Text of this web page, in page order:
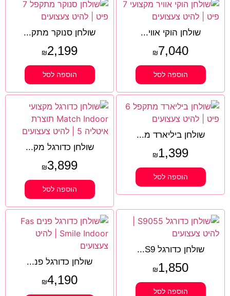
שולחן הוקי אווי...
₪7,040
הוספה לסל
שולחן סנוקר מתק...
₪2,199
הוספה לסל
שולחן ביליארד מ...
₪1,399
הוספה לסל
שולחן כדורגל מק...
₪3,899
הוספה לסל
שולחן כדורגל S9...
₪1,850
הוספה לסל
שולחן כדורגל פנ...
₪4,190